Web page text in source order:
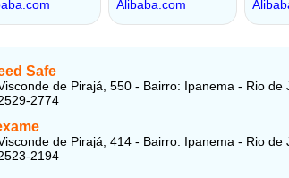
Safe
de Pirajá, 550 - Bairro: Ipanema - Rio de
2774
de Pirajá, 414 - Bairro: Ipanema - Rio de
2194